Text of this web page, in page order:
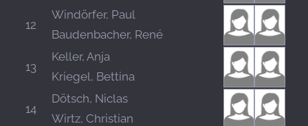
12
Windörfer, Paul
Baudenbacher, René
13
Keller, Anja
Kriegel, Bettina
14
Dötsch, Niclas
Wirtz, Christian